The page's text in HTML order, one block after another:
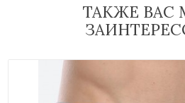
ТАКЖЕ ВАС